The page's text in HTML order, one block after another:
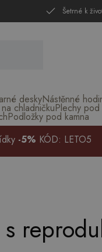
Šetrné k
deskyNástěnné
chladničkuPlechy pod
Podložky pod kamna
-5% KÓD: LETO5